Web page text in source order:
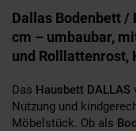
Dallas Bodenbett
cm – umbaubar,
und Rolllattenrost,
Das Hausbett DALLAS
Nutzung und
Möbelstück. Ob als